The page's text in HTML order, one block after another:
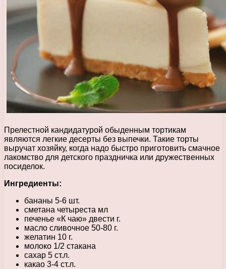
Прелестной кандидатурой обыденным тортикам
являются легкие десерты без выпечки. Такие торты
выручат хозяйку, когда надо быстро приготовить смачное
лакомство для детского праздничка или дружественных
посиделок.
Ингредиенты:
бананы 5-6 шт.
сметана четыреста мл
печенье «К чаю» двести г.
масло сливочное 50-80 г.
желатин 10 г.
молоко 1/2 стакана
сахар 5 ст.л.
какао 3-4 ст.л.